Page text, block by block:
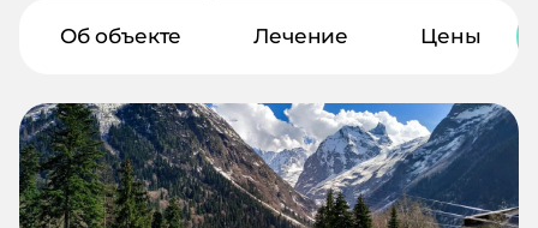
Об объекте Лечение Цены